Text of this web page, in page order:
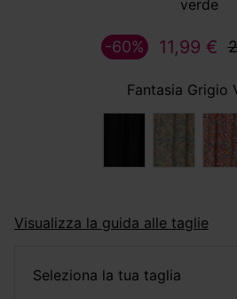
verde
11,99 €
-60%
Fantasia Grigio
Visualizza la guida alle taglie
seleziona la tua taglia